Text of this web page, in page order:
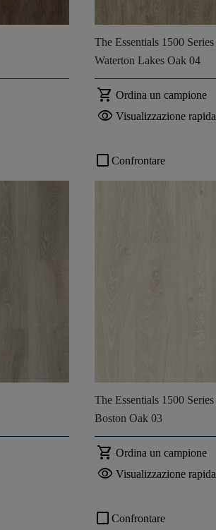
The Essentials 1500 Series
Waterton Lakes Oak 04
shopping_cart Ordina un campione
visibility Visualizzazione rapida
check_box_outline_blank Confrontare
The Essentials 1500 Series
Boston Oak 03
shopping_cart Ordina un campione
visibility Visualizzazione rapida
check_box_outline_blank Confrontare